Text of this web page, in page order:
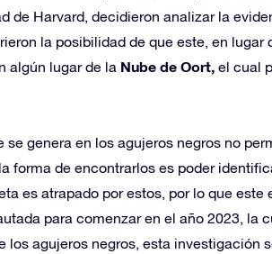
de Harvard, decidieron analizar la
la posibilidad de que este, en lugar
algún lugar de la Nube de Oort, el cual
se genera en los agujeros negros no
forma de encontrarlos es poder
es atrapado por estos, por lo que
para comenzar en el año 2023, la
los agujeros negros, esta investigación